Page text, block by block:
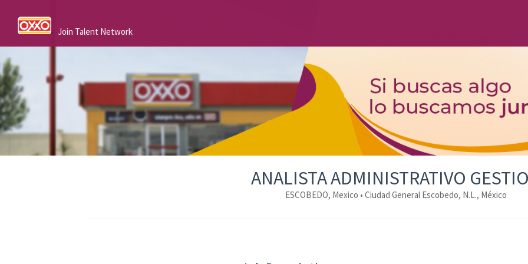
Join Talent Network
ANALISTA ADMINISTRATIVO
ESCOBEDO, Mexico • Ciudad General Escobedo, N.L., México